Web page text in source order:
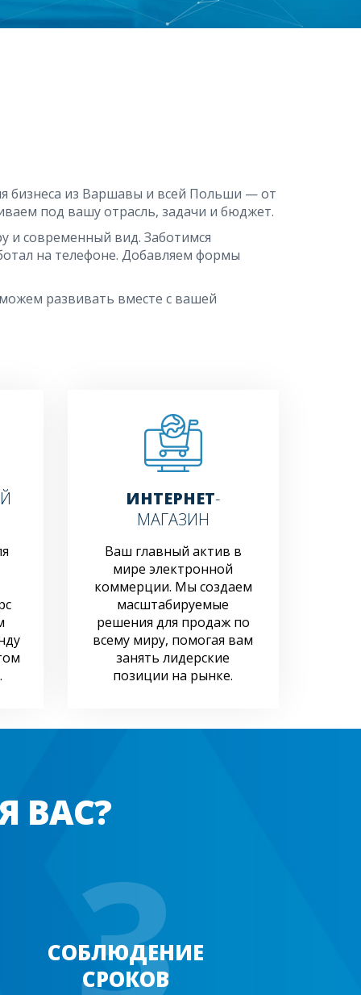
бизнеса из Варшавы и всей Польши — от
под вашу отрасль, задачи и бюджет.
и современный вид. Заботимся
на телефоне. Добавляем формы
развивать вместе с вашей
ИНТЕРНЕТ-
МАГАЗИН
Ваш главный актив в
мире электронной
коммерции. Мы создаем
масштабируемые
решения для продаж по
всему миру, помогая вам
занять лидерские
позиции на рынке.
ВАС?
3
СОБЛЮДЕНИЕ
СРОКОВ